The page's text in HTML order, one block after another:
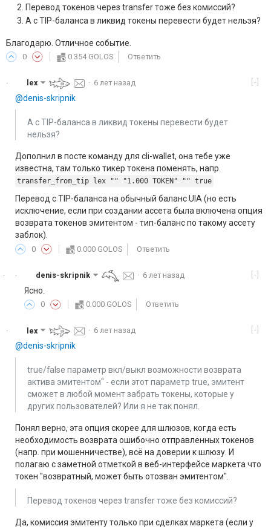
Перевод токенов через transfer тоже без комиссий?
А с TIP-баланса в ликвид токены перевести будет нельзя?
Благодарю. Отличное событие.
0 0.354 GOLOS Ответить
· [-]
lex · 6 лет назад
@denis-skripnik
А с TIP-баланса в ликвид токены перевести будет
нельзя?
Дополнил в посте команду для cli-wallet, она тебе уже
известна, там только тикер токена поменять, напр.
transfer_from_tip lex "" "1.000 TOKEN" "" true
Перевод с TIP-баланса на обычный баланс UIA (но есть
исключение, если при создании ассета была включена опция
возврата токенов эмитентом - тип-баланс по такому ассету
заблок).
0 0.000 GOLOS Ответить
·
· [-]
denis-skripnik · 6 лет назад
Ясно.
0 0.000 GOLOS Ответить
· [-]
lex · 6 лет назад
@denis-skripnik
true/false параметр вкл/выкл возможности возврата
актива эмитентом" - если этот параметр true, эмитент
сможет в любой момент забрать токены, которые у
других пользователей? Или я не так понял.
Понял верно, эта опция скорее для шлюзов, когда есть
необходимость возврата ошибочно отправленных токенов
(напр. при мошенничестве), всё на доверии к шлюзу. И
полагаю с заметной отметкой в веб-интерфейсе маркета что
токен "возвратный, может быть отозван эмитентом".
Перевод токенов через transfer тоже без комиссий?
Да, комиссия эмитенту только при сделках маркета (если у